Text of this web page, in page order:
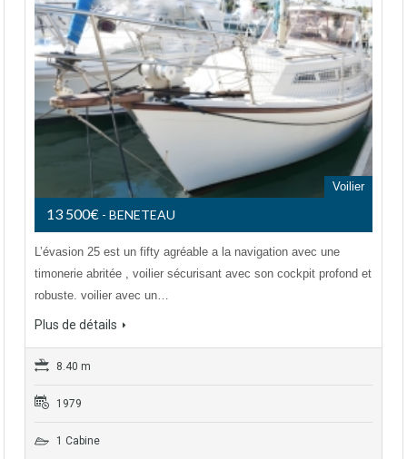
Voilier
13 500€ - BENETEAU
L’évasion 25 est un fifty agréable a la navigation avec une
timonerie abritée , voilier sécurisant avec son cockpit profond et
robuste. voilier avec un…
Plus de détails
8.40 m
1979
1 Cabine